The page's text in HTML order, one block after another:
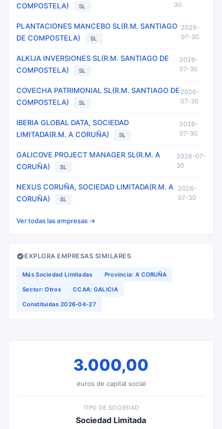
COMPOSTELA)
SL
30
PLANTACIONES MANCEBO SL(R.M. SANTIAGO
DE COMPOSTELA)
SL
2026-
07-30
ALKIJA INVERSIONES SL(R.M. SANTIAGO DE
COMPOSTELA)
SL
2026-
07-30
COVECHA PATRIMONIAL SL(R.M. SANTIAGO DE
COMPOSTELA)
SL
2026-
07-30
IBERIA GLOBAL DATA, SOCIEDAD
LIMITADA(R.M. A CORUÑA)
SL
2026-
07-30
GALICOVE PROJECT MANAGER SL(R.M. A
CORUÑA)
SL
2026-07-
30
NEXUS CORUÑA, SOCIEDAD LIMITADA(R.M. A
CORUÑA)
SL
2026-
07-30
Ver todas las empresas →
EXPLORA EMPRESAS SIMILARES
Más Sociedad Limitadas Provincia: A CORUÑA
Sector: Otros CCAA: GALICIA
Constituidas 2026-04-27
3.000,00
euros de capital social
TIPO DE SOCIEDAD
Sociedad Limitada